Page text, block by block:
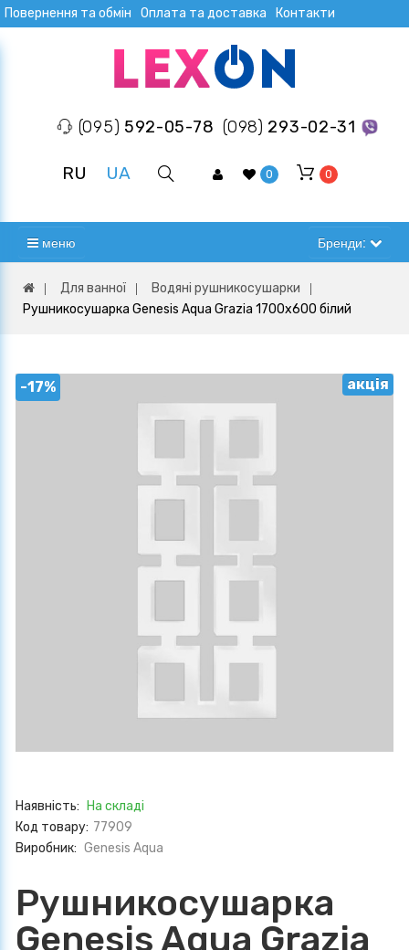
Повернення та обмін Оплата та доставка Контакти
(095) 592-05-78 (098) 293-02-31
RU UA 0 0
меню Бренди:
Для ванної
Водяні рушникосушарки
Рушникосушарка Genesis Aqua Grazia 1700x600 білий
-17% акція
Наявність:
На складі
Код товару: 77909
Виробник: Genesis Aqua
Рушникосушарка
Genesis Aqua Grazia